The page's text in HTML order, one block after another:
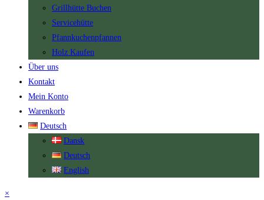
Grillhütte Buchen
Servicehütte
Pfannkuchenpfannen
Holz Kaufen
Über uns
Kontakt
Mein Konto
Warenkorb
Deutsch
Dansk
Deutsch
English
×